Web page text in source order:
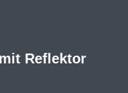
Reflektor